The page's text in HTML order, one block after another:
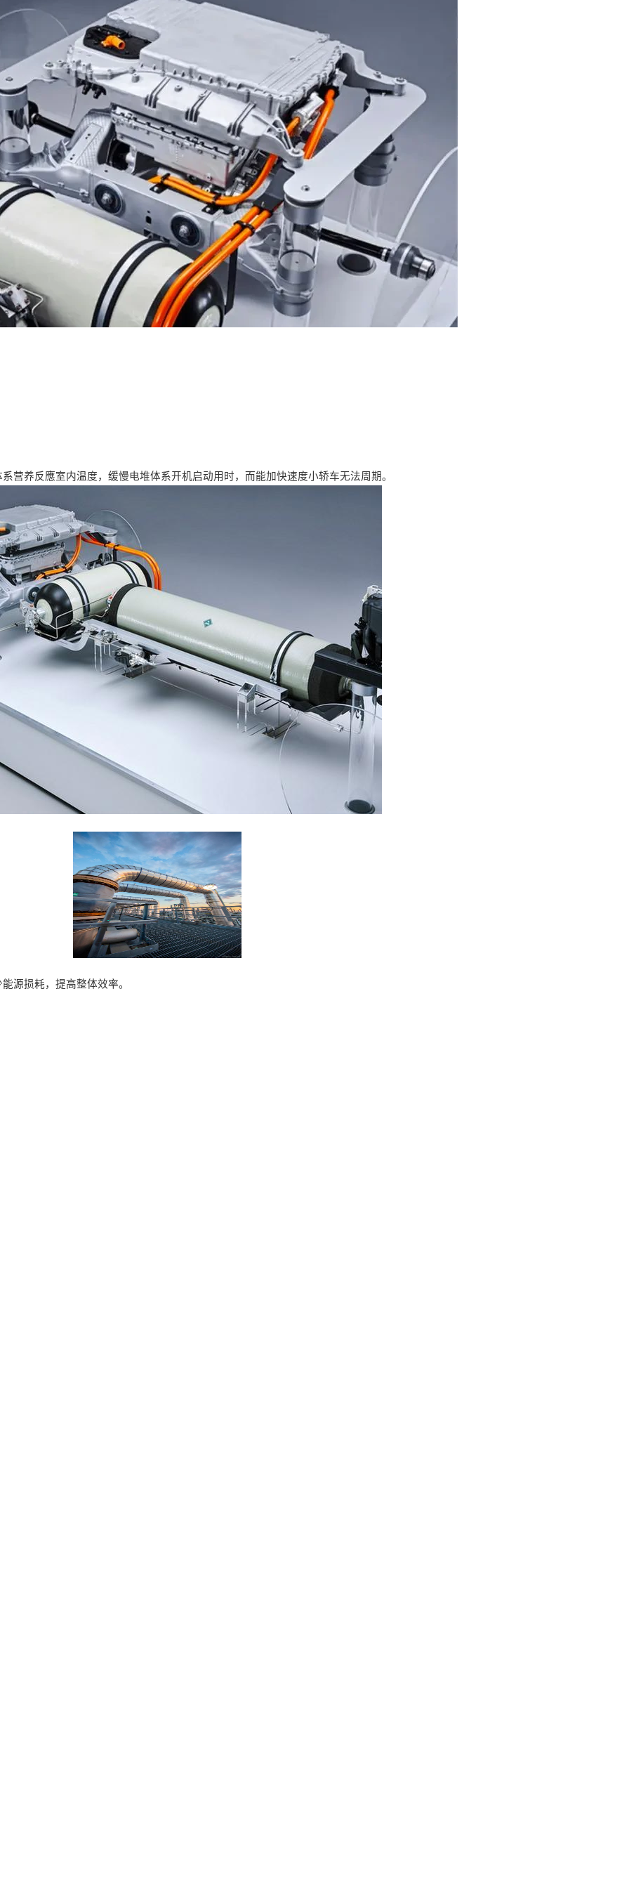
营养反應室内温度，缓慢电堆体系开机启动用时，而能加快速度小轿车无法周期。
源损耗，提高整体效率。